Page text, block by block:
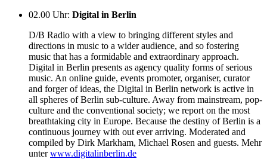
02.00 Uhr: Digital in Berlin
D/B Radio with a view to bringing different styles and
directions in music to a wider audience, and so fostering
music that has a formidable and extraordinary approach.
Digital in Berlin presents as agency quality forms of serious
music. An online guide, events promoter, organiser, curator
and forger of ideas, the Digital in Berlin network is active in
all spheres of Berlin sub-culture. Away from mainstream, pop-
culture and the conventional society; we report on the most
breathtaking city in Europe. Because the destiny of Berlin is a
continuous journey with out ever arriving. Moderated and
compiled by Dirk Markham, Michael Rosen and guests. Mehr
unterwww.digitalinberlin.de